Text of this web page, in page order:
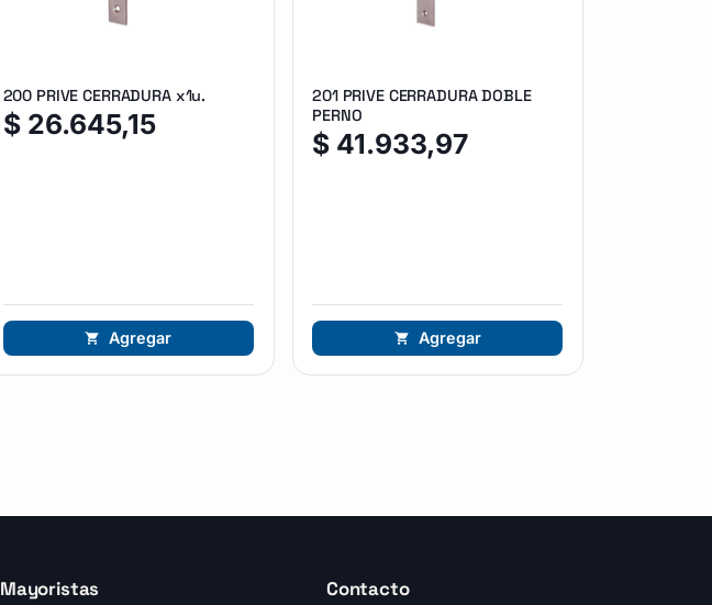
200 PRIVE CERRADURA x1u.
$ 26.645,15
Agregar
201 PRIVE CERRADURA DOBLE
PERNO
$ 41.933,97
Agregar
Mayoristas Contacto